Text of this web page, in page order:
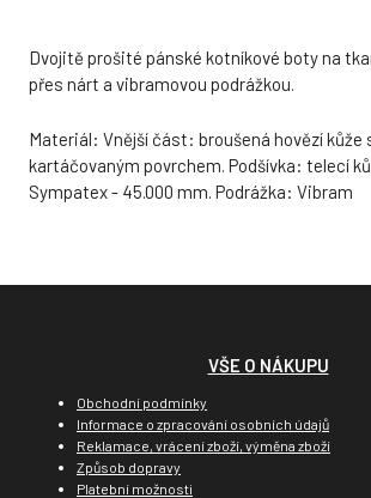
Dvojitě prošité pánské kotníkové boty na
přes nárt a vibramovou podrážkou.
Materiál: Vnější část: broušená hovězí kůže
kartáčovaným povrchem. Podšívka: telecí
Sympatex - 45.000 mm. Podrážka: Vibram
VŠE O NÁKUPU
Obchodní podmínky
Informace o zpracování osobních údajů
Reklamace, vrácení zboží, výměna zboží
Způsob dopravy
Platební možnosti